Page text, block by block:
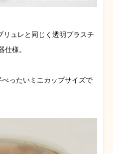
リュレと同じく透明プラスチ
仕様。
ったいミニカップサイズで